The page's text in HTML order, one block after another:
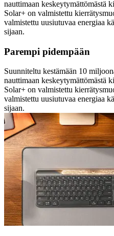
nauttimaan keskeytymättömästä
Solar+ on valmistettu
valmistettu uusiutuvaa energiaa
sijaan.
Parempi pidempään
Suunniteltu kestämään 10
nauttimaan keskeytymättömästä
Solar+ on valmistettu
valmistettu uusiutuvaa energiaa
sijaan.